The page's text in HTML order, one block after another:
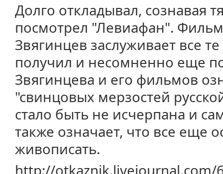
Долго откладывал, сознавая
посмотрел "Левиафан".
Звягинцев заслуживает все
получил и несомненно еще
Звягинцева и его фильмов
"свинцовых мерзостей
стало быть не исчерпана и
также означает, что все еще
живописать.
http://otkaznik.livejournal.com/